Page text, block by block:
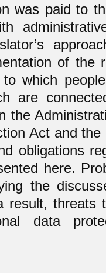
was paid to
of the
which
are
the
Act and
obligations
here.
the
result, threats
data